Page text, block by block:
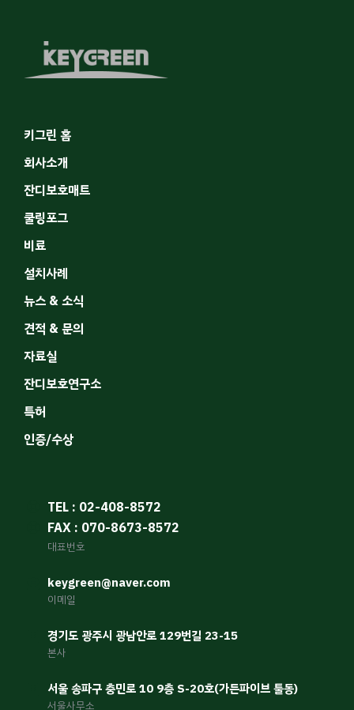
키그린 홈
회사소개
잔디보호매트
쿨링포그
비료
설치사례
뉴스 & 소식
견적 & 문의
자료실
잔디보호연구소
특허
인증/수상
TEL : 02-408-8572
FAX : 070-8673-8572
대표번호
keygreen@naver.com
이메일
경기도 광주시 광남안로 129번길 23-15
본사
서울 송파구 충민로 10 9층 S-20호(가든파이브 툴동)
서울사무소